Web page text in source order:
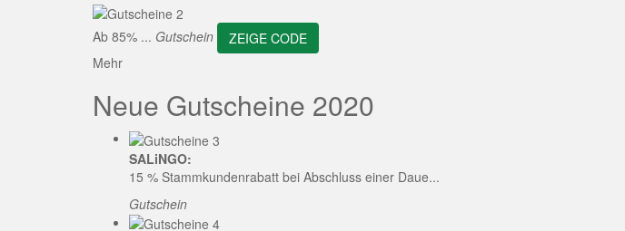
Ab 85% ... Gutschein
ZEIGE CODE
Mehr
Neue Gutscheine 2020
SALiNGO:
15 % Stammkundenrabatt bei Abschluss einer Daue...
Gutschein